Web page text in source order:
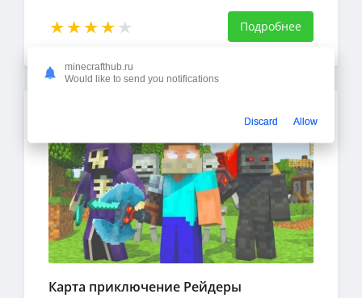
не столько эстетична, сколько полезна
Подробнее
Карта приключение Рейдеры
minecrafthub.ru
Would like to send you notifications
Discard Allow